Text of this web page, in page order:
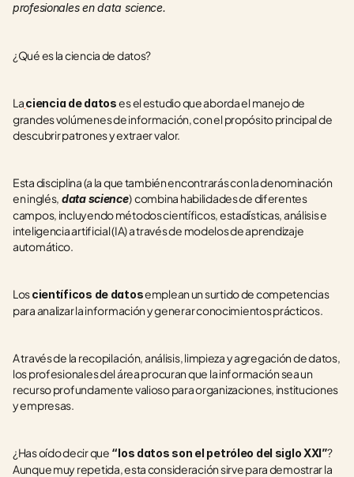
profesionales en data science.
¿Qué es la ciencia de datos?
Laciencia de datos es el estudio que aborda el manejo de
grandes volúmenes de información, con el propósito principal de
descubrir patrones y extraer valor.
Esta disciplina (a la que también encontrarás con la denominación
en inglés, data science) combina habilidades de diferentes
campos, incluyendo métodos científicos, estadísticas, análisis e
inteligencia artificial (IA) a través de modelos de aprendizaje
automático.
Los científicos de datos emplean un surtido de competencias
para analizar la información y generar conocimientos prácticos.
A través de la recopilación, análisis, limpieza y agregación de datos,
los profesionales del área procuran que la información sea un
recurso profundamente valioso para organizaciones, instituciones
y empresas.
¿Has oído decir que “los datos son el petróleo del siglo XXI”?
Aunque muy repetida, esta consideración sirve para demostrar la